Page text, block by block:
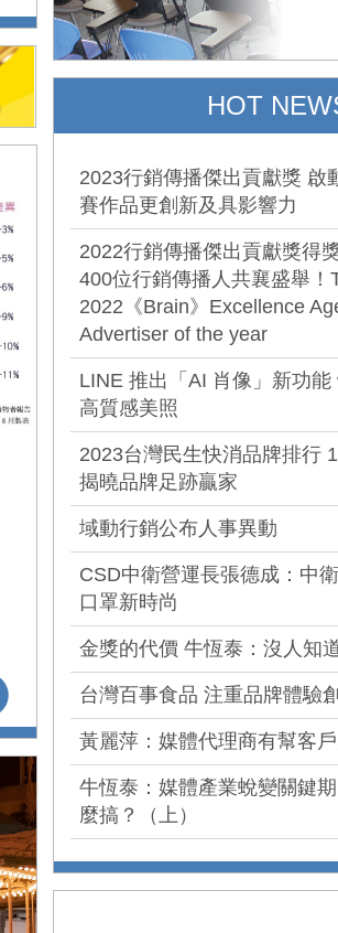
HOT
2023行銷傳播傑出貢獻獎 啟
賽作品更創新及具影響力
2022行銷傳播傑出貢獻獎得
400位行銷傳播人共襄盛舉！
2022《Brain》Excellence
Advertiser of the year
LINE 推出「AI 肖像」新功能
高質感美照
2023台灣民生快消品牌排行
揭曉品牌足跡贏家
域動行銷公布人事異動
CSD中衛營運長張德成：中
口罩新時尚
金獎的代價 牛恆泰：沒人知
台灣百事食品 注重品牌體驗
黃麗萍：媒體代理商有幫客戶
牛恆泰：媒體產業蛻變關鍵
麼搞？（上）